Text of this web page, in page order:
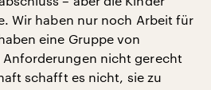
Wir haben nur noch Arbeit für
eine Gruppe von
Anforderungen nicht gerecht
schafft es nicht, sie zu